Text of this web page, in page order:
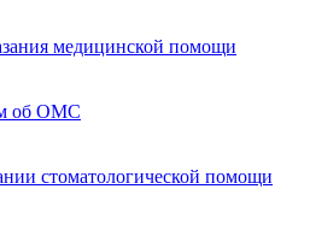
медицинской помощи
об ОМС
стоматологической помощи